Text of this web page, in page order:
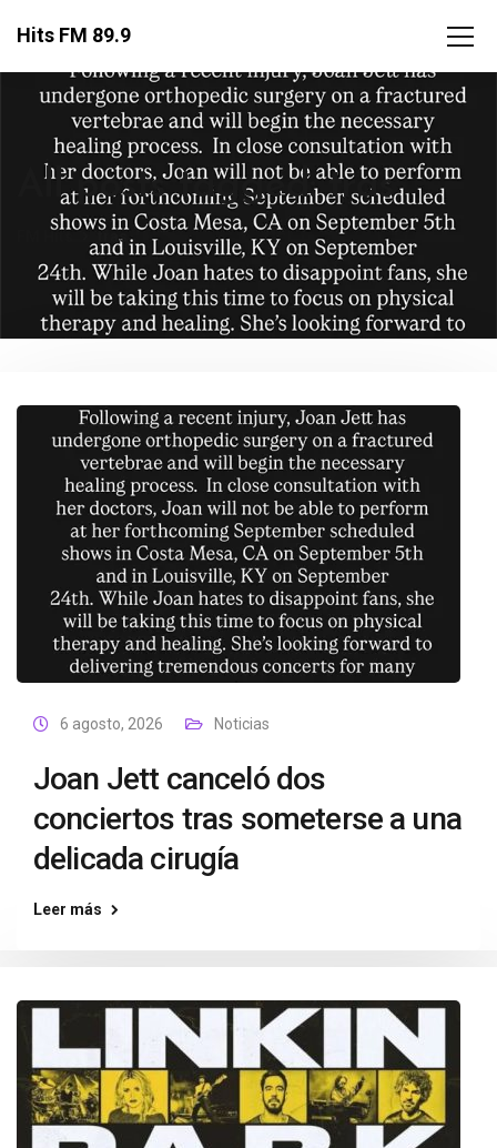
Hits FM 89.9
All posts tagged: tras
tras
6 agosto, 2026 Noticias
Joan Jett canceló dos
conciertos tras someterse a una
delicada cirugía
Leer más